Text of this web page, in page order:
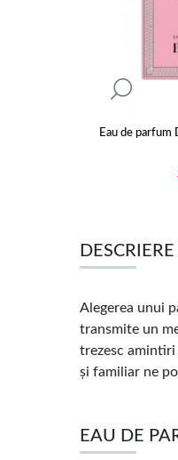
Eau de parfum
Alegerea unui
transmite un
trezesc amintiri
și familiar ne
EAU DE